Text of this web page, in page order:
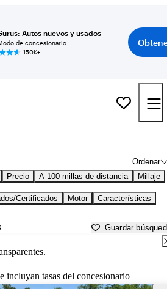
Autos nuevos y usados
de concesionario
150K+
Ordenar
Precio A 100 millas de distancia Millaje
Certificados Motor
Características
Guardar
incluyan tasas del concesionario